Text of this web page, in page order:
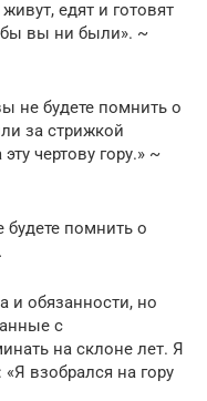
едят и готовят
бы вы ни были». ~
не будете помнить о
за стрижкой
чертову гору.» ~
помнить о
и обязанности, но
с
на склоне лет. Я
взобрался на гору